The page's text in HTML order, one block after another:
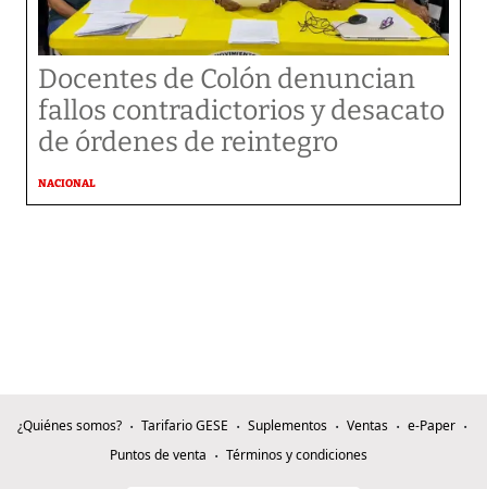
Docentes de Colón denuncian
fallos contradictorios y desacato
de órdenes de reintegro
NACIONAL
¿Quiénes somos? Tarifario GESE Suplementos Ventas
e-Paper
Puntos de venta
Términos y condiciones